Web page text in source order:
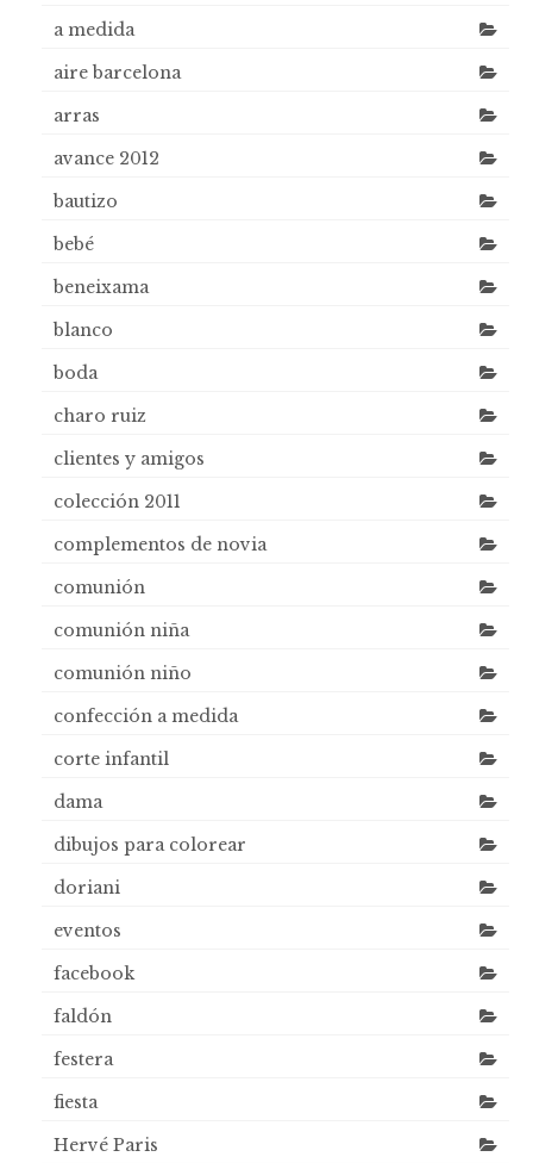
a medida
aire barcelona
arras
avance 2012
bautizo
bebé
beneixama
blanco
boda
charo ruiz
clientes y amigos
colección 2011
complementos de novia
comunión
comunión niña
comunión niño
confección a medida
corte infantil
dama
dibujos para colorear
doriani
eventos
facebook
faldón
festera
fiesta
Hervé Paris